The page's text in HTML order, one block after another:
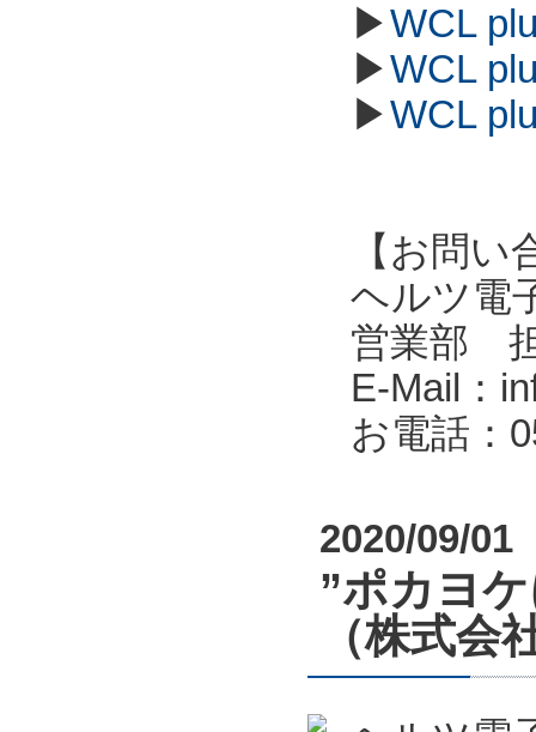
▶WCL
▶WCL
▶WCL
【お問い
ヘルツ電
営業部
E-Mail：
お電話：
2020/09/01
”ポカヨ
（株式会